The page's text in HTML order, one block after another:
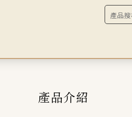
產品介紹